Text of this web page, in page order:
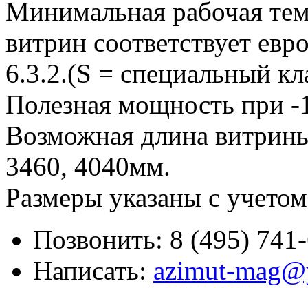
Минимальная рабочая
витрин соответствует
6.3.2.(S = специальный
Полезная мощность при
Возможная длина
3460, 4040мм.
Размеры указаны с
Позвонить: 8 (495)
Написать: azimut-